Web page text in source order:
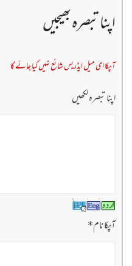
اپنا تبصرہ بھیجیں
آپکا ای میل ایڈریس شائع نہیں کیا جائے گا
اپنا تبصرہ لکھیں
آپکا نام*